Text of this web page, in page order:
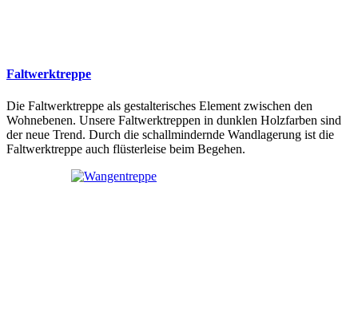
Faltwerktreppe
Die Faltwerktreppe als gestalterisches Element zwischen den
Wohnebenen. Unsere Faltwerktreppen in dunklen Holzfarben sind
der neue Trend. Durch die schallmindernde Wandlagerung ist die
Faltwerktreppe auch flüsterleise beim Begehen.